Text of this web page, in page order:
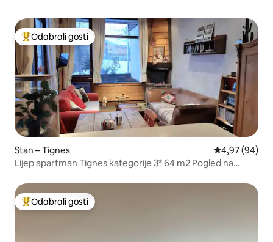
Među najviše rangiranima s oznakom „Odabrali gosti”
Odabrali gosti
Stan – Tignes Prosječna
4,97 (94)
Lijep apartman Tignes kategorije 3* 64 m2 Pogled na
Među najviše rangiranima s oznakom „Odabrali gosti”
Odabrali gosti